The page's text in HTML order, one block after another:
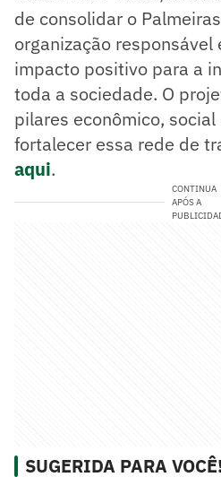
de consolidar o
organização responsável
impacto positivo para a
toda a sociedade. O
pilares econômico,
fortalecer essa rede de
aqui.
CONTINUA
APÓS A
SUGERIDA PARA VOCÊ!